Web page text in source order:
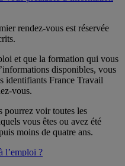
rendez-vous est réservée
et que la formation qui vous
disponibles, vous
identifiants France Travail
vous.
pourrez voir toutes les
vous êtes ou avez été
moins de quatre ans.
l’emploi ?